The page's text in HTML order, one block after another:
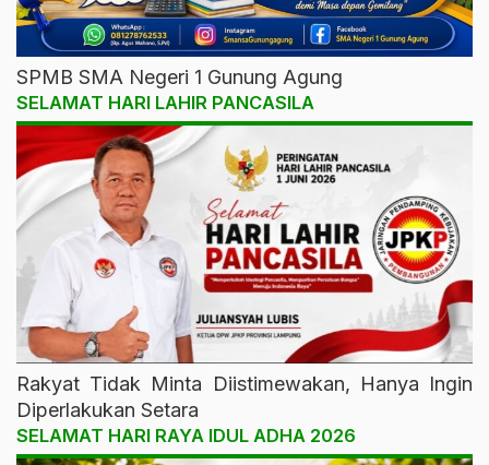
SPMB SMA Negeri 1 Gunung Agung
SELAMAT HARI LAHIR PANCASILA
Rakyat Tidak Minta Diistimewakan, Hanya Ingin
Diperlakukan Setara
SELAMAT HARI RAYA IDUL ADHA 2026